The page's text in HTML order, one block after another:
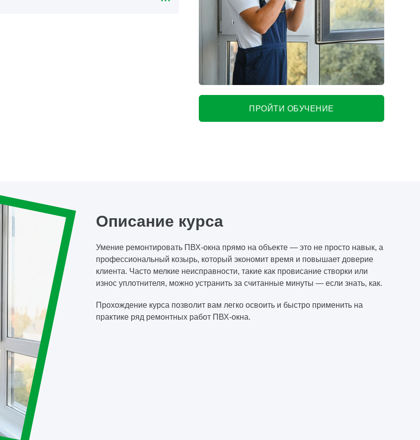
ПРОЙТИ ОБУЧЕНИЕ
Описание курса
Умение ремонтировать ПВХ-окна прямо на объекте — это не просто навык, а
профессиональный козырь, который экономит время и повышает доверие
клиента. Часто мелкие неисправности, такие как провисание створки или
износ уплотнителя, можно устранить за считанные минуты — если знать, как.
Прохождение курса позволит вам легко освоить и быстро применить на
практике ряд ремонтных работ ПВХ-окна.